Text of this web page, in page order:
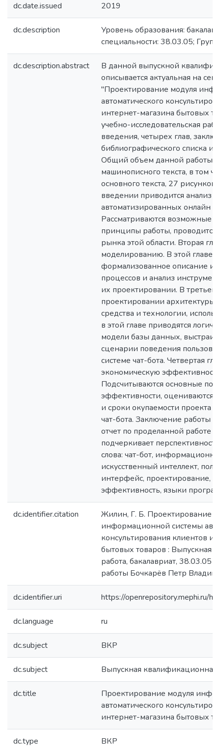
dc.date.issued 2019
dc.description
Уровень образования:
специальности: 38.03.05;
dc.description.abstract
В данной выпускной
описывается актуальная на
"Проектирование модуля
автоматического
интернет-магазина бытовых
учебно-исследовательская
введения, четырех глав,
библиографического списка
Общий объем данной работы –
машинописного текста, в том
основного текста, 27
введении приводится анализ
автоматизированных онлайн
Рассматриваются возможные
принципы работы,
рынка этой области. Вторая
моделированию. В этой главе
формализованное описание
процессов и анализ
их проектировании. В третьей
проектировании архитектуры
средства и технологии,
в этой главе приводятся
модели базы данных,
сценарии поведения
системе чат-бота. Четвертая
экономическую
Подсчитываются основные
эффективности, оцениваются
и сроки окупаемости проекта
чат-бота. Заключение работы
отчет по проделанной работе
подчеркивает
слова: чат-бот,
искусственный интеллект,
интерфейс, проектирование,
эффективность, языки
dc.identifier.citation
Жилин, Г. Б. Проектирование
информационной системы
консультирования клиентов
бытовых товаров : Выпускная
работа, бакалавриат, 38.03.05
работы Бочкарёв Петр
dc.identifier.uri https://openrepository.mephi.ru/
dc.language ru
dc.subject ВКР
dc.subject Выпускная квалификационная
dc.title
Проектирование модуля
автоматического
интернет-магазина бытовых
dc.type ВКР